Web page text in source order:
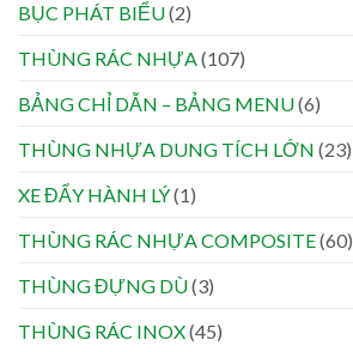
BỤC PHÁT BIỂU(2)
THÙNG RÁC NHỰA(107)
BẢNG CHỈ DẪN – BẢNG MENU(6)
THÙNG NHỰA DUNG TÍCH LỚN (23)
XE ĐẨY HÀNH LÝ(1)
THÙNG RÁC NHỰA COMPOSITE(60)
THÙNG ĐỰNG DÙ(3)
THÙNG RÁC INOX(45)